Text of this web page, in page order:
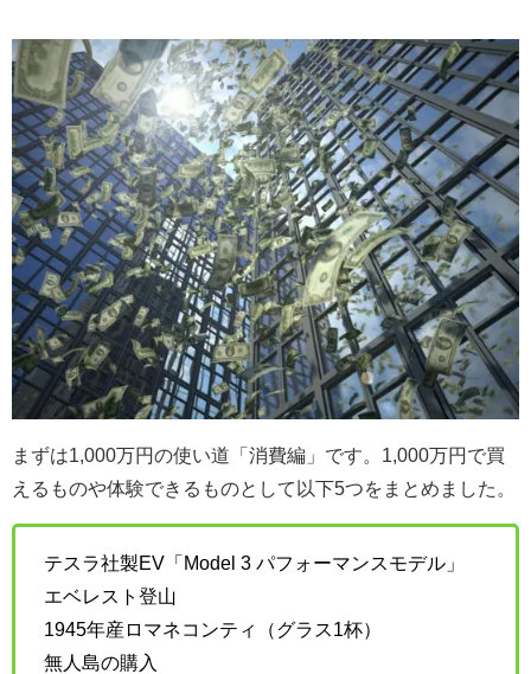
まずは1,000万円の使い道「消費編」です。1,000万円で買
えるものや体験できるものとして以下5つをまとめました。
テスラ社製EV「Model 3 パフォーマンスモデル」
エベレスト登山
1945年産ロマネコンティ（グラス1杯）
無人島の購入